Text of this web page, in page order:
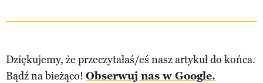
Dziękujemy, że przeczytałaś/eś nasz artykuł do końca.
Bądź na bieżąco! Obserwuj nas w Google.